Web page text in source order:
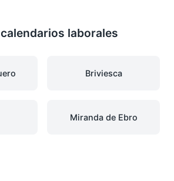
laborales
Briviesca
Miranda de Ebro